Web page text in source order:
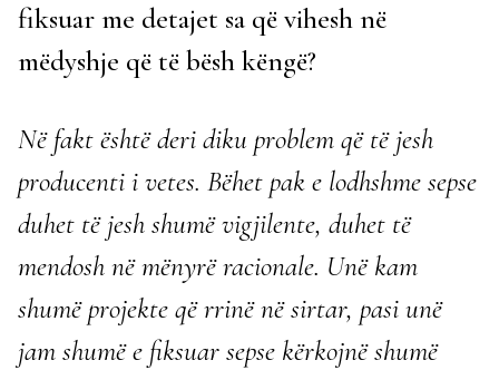
fiksuar me detajet sa që vihesh në
mëdyshje që të bësh këngë?
Në fakt është deri diku problem që të jesh
producenti i vetes. Bëhet pak e lodhshme sepse
duhet të jesh shumë vigjilente, duhet të
mendosh në mënyrë racionale. Unë kam
shumë projekte që rrinë në sirtar, pasi unë
jam shumë e fiksuar sepse kërkojnë shumë